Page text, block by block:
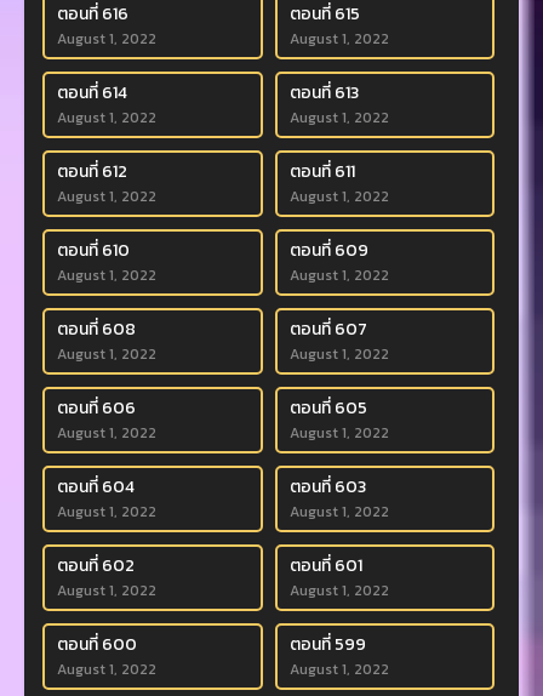
ตอนที่ 616
August 1, 2022
ตอนที่ 615
August 1, 2022
ตอนที่ 614
August 1, 2022
ตอนที่ 613
August 1, 2022
ตอนที่ 612
August 1, 2022
ตอนที่ 611
August 1, 2022
ตอนที่ 610
August 1, 2022
ตอนที่ 609
August 1, 2022
ตอนที่ 608
August 1, 2022
ตอนที่ 607
August 1, 2022
ตอนที่ 606
August 1, 2022
ตอนที่ 605
August 1, 2022
ตอนที่ 604
August 1, 2022
ตอนที่ 603
August 1, 2022
ตอนที่ 602
August 1, 2022
ตอนที่ 601
August 1, 2022
ตอนที่ 600
August 1, 2022
ตอนที่ 599
August 1, 2022